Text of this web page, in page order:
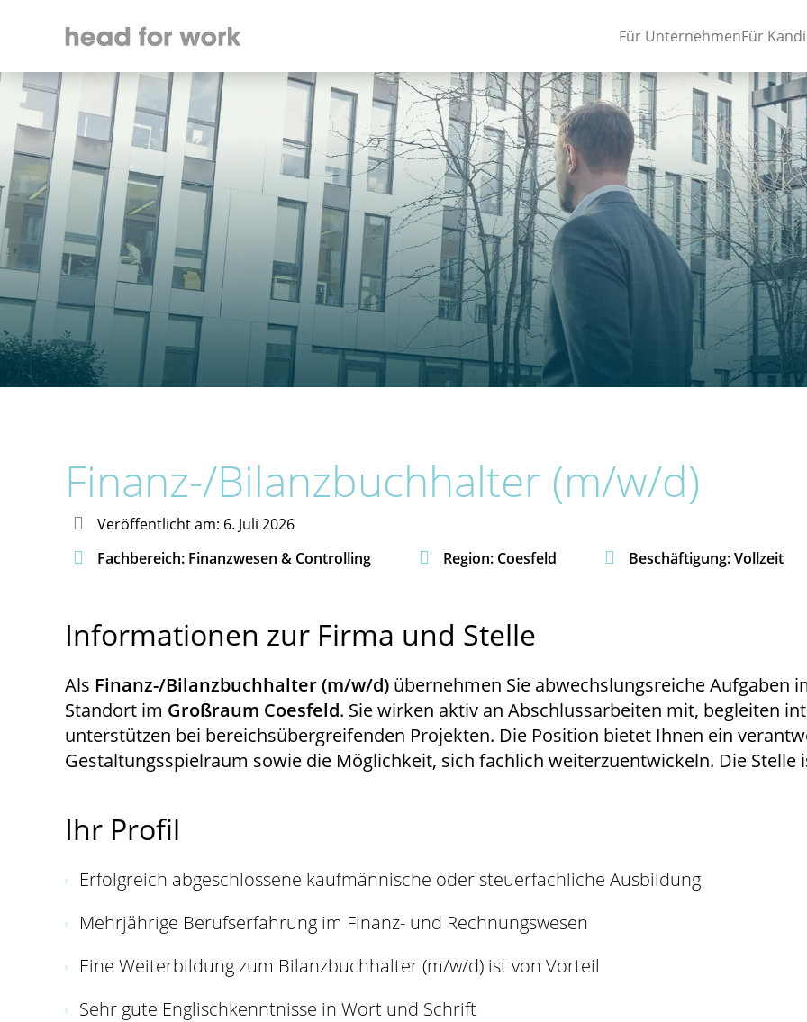
Für UnternehmenFür
Finanz-/Bilanzbuchhalter (m/w/d)
 Veröffentlicht am: 6. Juli 2026
 Fachbereich: Finanzwesen & Controlling  Region: Coesfeld  Beschäftigung: Vollzeit
Informationen zur Firma und Stelle
Als Finanz-/Bilanzbuchhalter (m/w/d) übernehmen Sie abwechslungsreiche Aufgaben
Standort im Großraum Coesfeld. Sie wirken aktiv an Abschlussarbeiten mit, begleiten
unterstützen bei bereichsübergreifenden Projekten. Die Position bietet Ihnen ein
Gestaltungsspielraum sowie die Möglichkeit, sich fachlich weiterzuentwickeln. Die Stelle
Ihr Profil
Erfolgreich abgeschlossene kaufmännische oder steuerfachliche Ausbildung
Mehrjährige Berufserfahrung im Finanz- und Rechnungswesen
Eine Weiterbildung zum Bilanzbuchhalter (m/w/d) ist von Vorteil
Sehr gute Englischkenntnisse in Wort und Schrift